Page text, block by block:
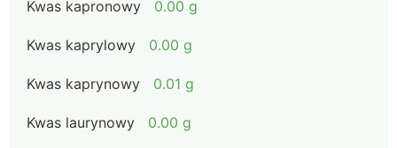
Kwas kapronowy 0.00 g
Kwas kaprylowy 0.00 g
Kwas kaprynowy 0.01 g
Kwas laurynowy 0.00 g